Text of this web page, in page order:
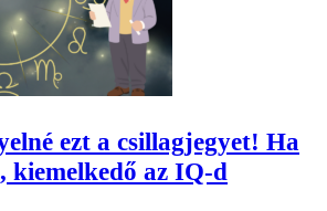
ezt a csillagjegyet! Ha
kiemelkedő az IQ-d